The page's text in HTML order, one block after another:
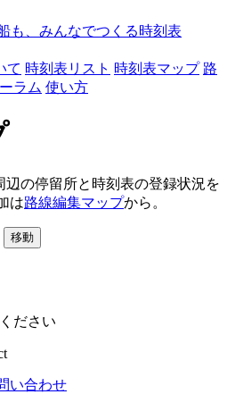
も、みんなでつくる時刻表
て 時刻表リスト 時刻表マップ 路
ラム 使い方
の停留所と時刻表の登録状況を
は路線編集マップから。
移動
ださい
い合わせ